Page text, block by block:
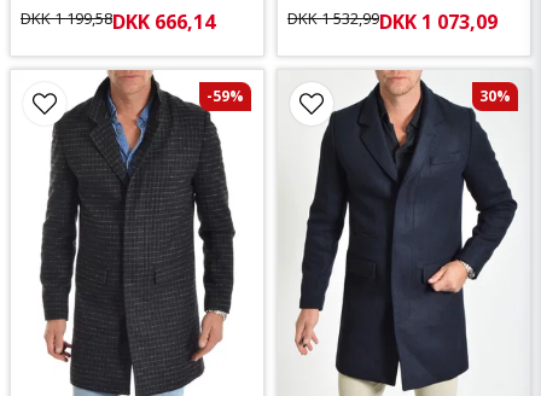
DKK 1 199,58DKK 666,14 DKK 1 532,99DKK 1 073,09
-59% 30%